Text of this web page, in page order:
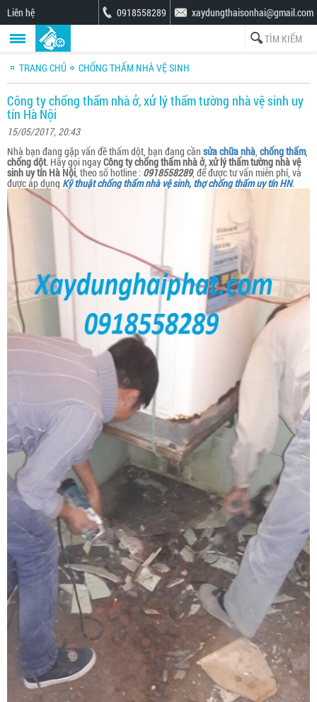
Liên hệ xaydungthaisonhai@gmail.com
0918558289
TRANG CHỦ CHỐNG THẤM NHÀ VỆ SINH
Công ty chống thấm nhà ở, xử lý thấm tường nhà vệ sinh uy
tín Hà Nội
15/05/2017, 20:43
Nhà bạn đang gặp vấn đề thấm dột, bạn đang cần sửa chữa nhà, chống thấm,
chống dột. Hãy gọi ngayCông ty chống thấm nhà ở, xử lý thấm tường nhà vệ
sinh uy tín Hà Nội, theo số hotline : 0918558289, để được tư vấn miễn phí, và
được áp dụng Kỹ thuật chống thấm nhà vệ sinh, thợ chống thấm uy tín HN.